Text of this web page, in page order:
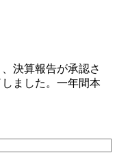
決算報告が承認さ
ました。一年間本